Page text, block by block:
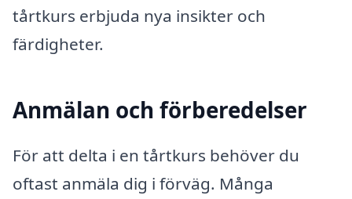
tårtkurs erbjuda nya insikter och
färdigheter.
Anmälan och förberedelser
För att delta i en tårtkurs behöver du
oftast anmäla dig i förväg. Många